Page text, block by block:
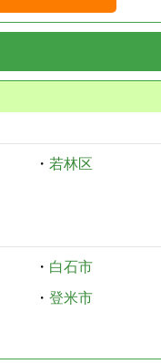
・ 若林区
・ 白石市
・ 登米市